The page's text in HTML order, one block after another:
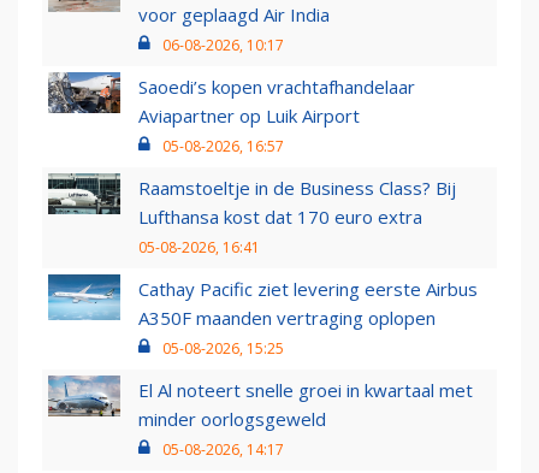
voor geplaagd Air India
06-08-2026, 10:17
Saoedi’s kopen vrachtafhandelaar
Aviapartner op Luik Airport
05-08-2026, 16:57
Raamstoeltje in de Business Class? Bij
Lufthansa kost dat 170 euro extra
05-08-2026, 16:41
Cathay Pacific ziet levering eerste Airbus
A350F maanden vertraging oplopen
05-08-2026, 15:25
El Al noteert snelle groei in kwartaal met
minder oorlogsgeweld
05-08-2026, 14:17